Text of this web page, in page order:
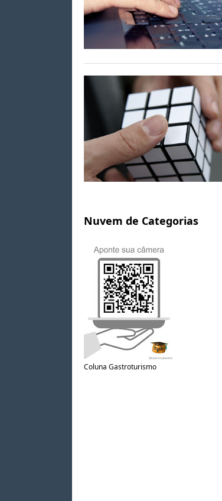
Nuvem de Categorias
Coluna Gastroturismo